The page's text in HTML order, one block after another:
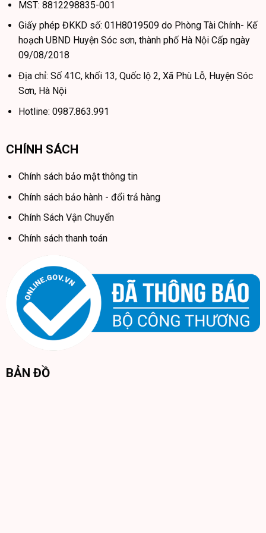
Xem thêm ảnh thật sản phẩm
MST: 8812298835-001
Giấy phép ĐKKD số: 01H8019509 do Phòng Tài Chính- Kế
hoạch UBND Huyện Sóc sơn, thành phố Hà Nội Cấp ngày
09/08/2018
Địa chỉ: Số 41C, khối 13, Quốc lộ 2, Xã Phù Lỗ, Huyện Sóc
Sơn, Hà Nội
Hotline: 0987.863.991
CHÍNH SÁCH
Chính sách bảo mật thông tin
Chính sách bảo hành - đổi trả hàng
Chính Sách Vận Chuyển
Chính sách thanh toán
BẢN ĐỒ